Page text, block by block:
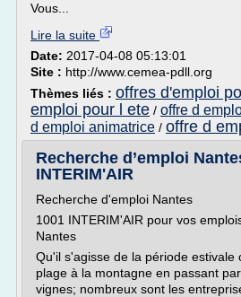
Vous...
Lire la suite
Date: 2017-04-08 05:13:01
Site : http://www.cemea-pdll.org
Thèmes liés : offres d'emploi
emploi pour l ete / offre d
d emploi animatrice / offre d
Recherche d’emploi
INTERIM'AIR
Recherche d'emploi Nantes
1001 INTERIM'AIR pour vos
Nantes
Qu'il s'agisse de la période estivale
plage à la montagne en passant
vignes; nombreux sont les